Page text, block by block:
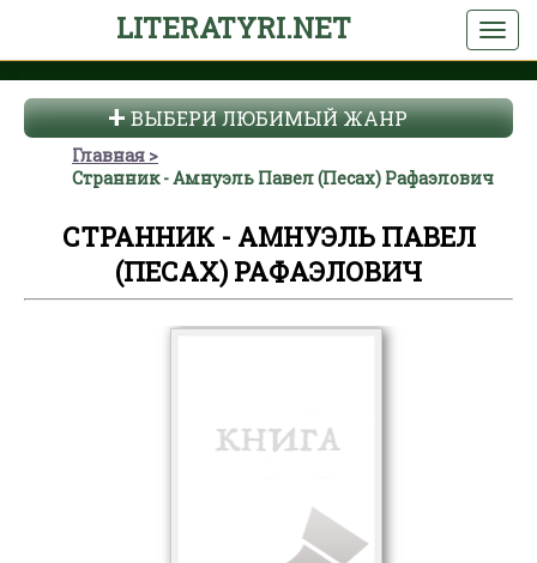
LITERATYRI.NET
ВЫБЕРИ ЛЮБИМЫЙ ЖАНР
Главная
Странник - Амнуэль Павел (Песах) Рафаэлович
СТРАННИК - АМНУЭЛЬ ПАВЕЛ
(ПЕСАХ) РАФАЭЛОВИЧ